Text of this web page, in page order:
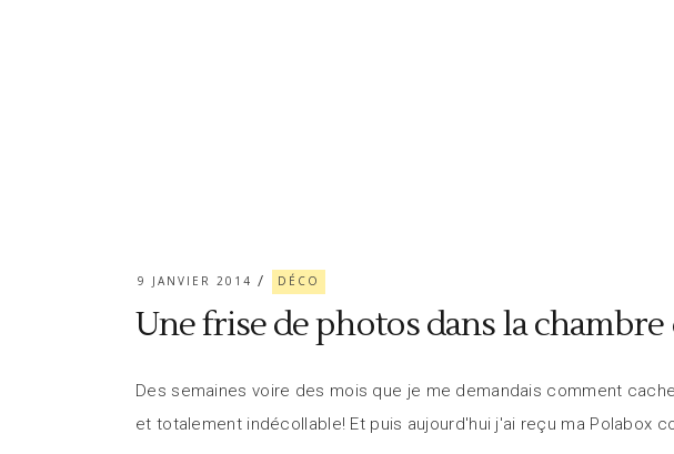
9 JANVIER 2014 DÉCO
Une frise de photos dans la chambre
Des semaines voire des mois que je me demandais comment
et totalement indécollable! Et puis aujourd'hui j'ai reçu ma Polabox